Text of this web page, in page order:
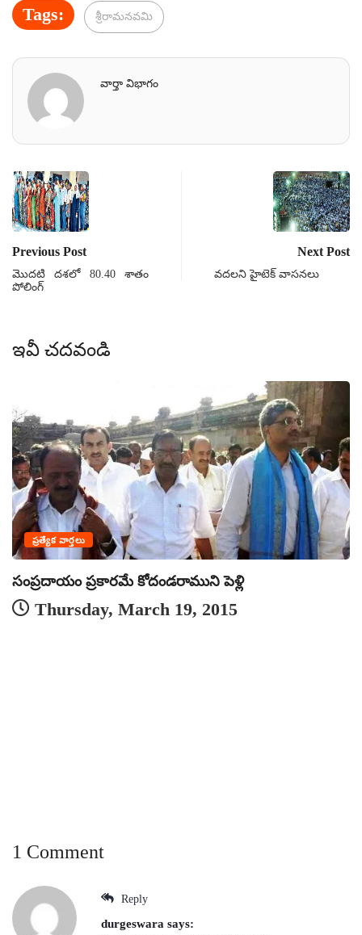
Tags: శ్రీరామనవమి
వార్తా విభాగం
Previous Post
మొదటి దశలో 80.40 శాతం
పోలింగ్
Next Post
వదలని హైటెక్ వాసనలు
ఇవీ చదవండి
ప్రత్యేక వార్తలు
సంప్రదాయం ప్రకారమే కోదండరాముని పెళ్లి
Thursday, March 19, 2015
1 Comment
Reply
durgeswara says: